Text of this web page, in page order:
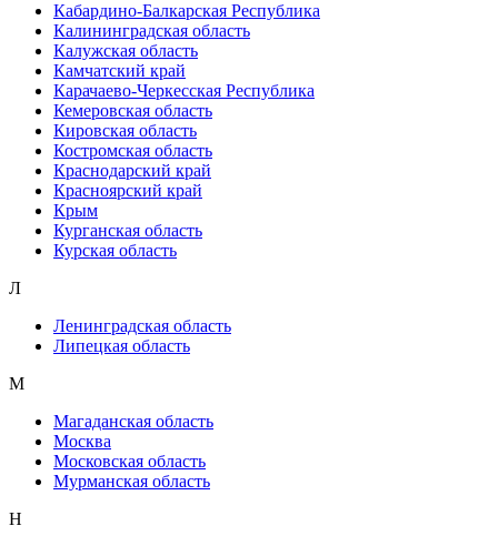
Кабардино-Балкарская Республика
Калининградская область
Калужская область
Камчатский край
Карачаево-Черкесская Республика
Кемеровская область
Кировская область
Костромская область
Краснодарский край
Красноярский край
Крым
Курганская область
Курская область
Л
Ленинградская область
Липецкая область
М
Магаданская область
Москва
Московская область
Мурманская область
Н